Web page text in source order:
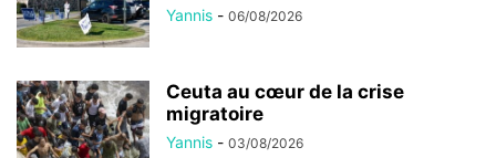
Yannis - 06/08/2026
Ceuta au cœur de la crise
migratoire
Yannis - 03/08/2026